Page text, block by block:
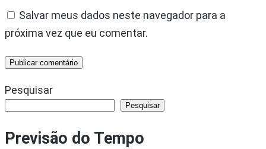
Salvar meus dados neste navegador para a
próxima vez que eu comentar.
Pesquisar
Pesquisar
Previsão do Tempo